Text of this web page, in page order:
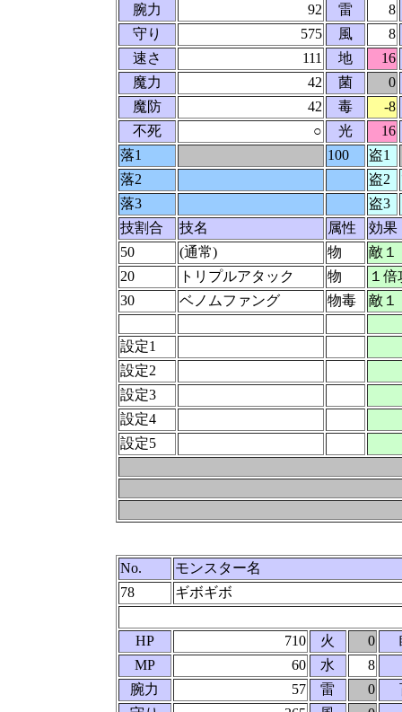
腕力
92 雷
8
守り
575 風
8
速さ
111 地
16
魔力
42 菌
0
魔防
42 毒
-8
不死
○ 光
16
落1
100
盗1
落2
盗2
落3
盗3
技割合
技名 属性
効果
50
(通常) 物
敵１
20
トリプルアタック 物
１
30
ベノムファング 物毒 敵
設定1
設定2
設定3
設定4
設定5
No.
モンスター名
78
ギボギボ
HP 710 火 0
MP
60 水
8
腕力
57 雷 0